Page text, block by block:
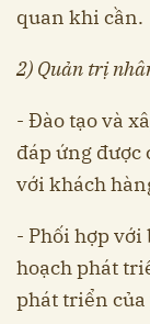
quan khi cần.
2) Quản trị
- Đào tạo và
đáp ứng được
với khách
- Phối hợp với
hoạch phát
phát triển